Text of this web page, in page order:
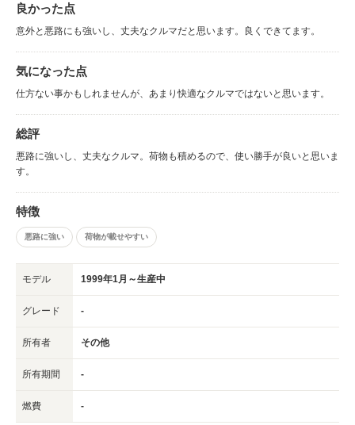
良かった点
意外と悪路にも強いし、丈夫なクルマだと思います。良くできてます。
気になった点
仕方ない事かもしれませんが、あまり快適なクルマではないと思います。
総評
悪路に強いし、丈夫なクルマ。荷物も積めるので、使い勝手が良いと思いま
す。
特徴
悪路に強い 荷物が載せやすい
モデル 1999年1月～生産中
グレード -
所有者 その他
所有期間 -
燃費 -